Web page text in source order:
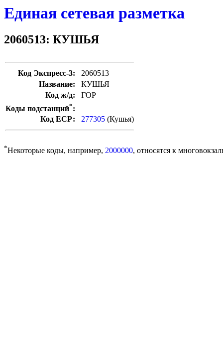
Единая сетевая разметка
2060513: КУШЬЯ
Код Экспресс-3:
2060513
Название:
КУШЬЯ
Код ж/д:
ГОР
Коды подстанций*:
Код ЕСР:
277305 (Кушья)
*Некоторые коды, например, 2000000, относятся к